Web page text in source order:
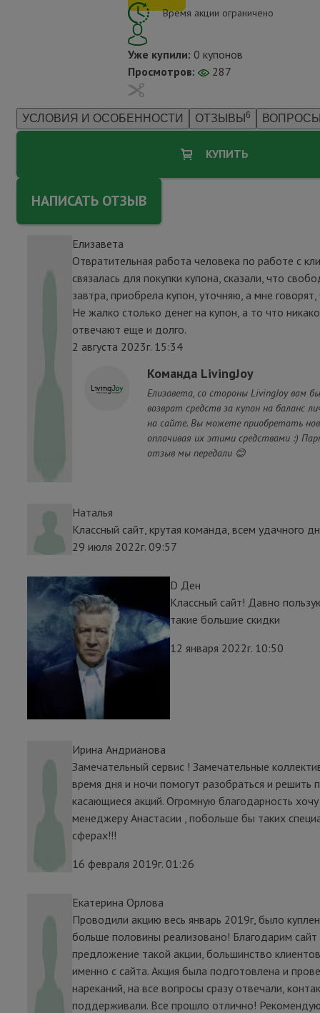
Время акции ограничено
Уже купили: 0 купонов
Просмотров:
287
УСЛОВИЯ И ОСОБЕННОСТИ ОТЗЫВЫ 6
КУПИТЬ
НАПИСАТЬ ОТЗЫВ
Елизавета
Отвратительная работа человека по работе с
связалась для покупки купона, сказали, что
завтра, приобрела купон, уточняю, а мне
Не жалко столько денег на купон, а то что
отвечают еще и долго.
2 августа 2023г. 15:34
Команда LivingJoy
Елизавета, со стороны LivingJoy вам
возврат средств за купон на баланс
на сайте. Вы можете приобретать
оплачивая их этими средствами :)
отзыв мы передали 😊
Наталья
Классный сайт, крутая команда, всем удачного
29 июля 2022г. 09:57
D Ден
Классный сайт! Давно
такие большие скидки
12 января 2022г. 10:50
Ирина Андрианова
Замечательный сервис ! Замечательные
время дня и ночи помогут разобраться и решить
касающиеся акций. Огромную благодарность
менеджеру Анастасии , побольше бы таких
сферах!!!
16 февраля 2019г. 01:26
Екатерина Орлова
Проводили акцию весь январь 2019г, было
больше половины реализовано! Благодарим сайт
предложение такой акции, большинство
именно с сайта. Акция была подготовлена и
нареканий, на все вопросы сразу отвечали,
поддерживали. Все прошло отлично!